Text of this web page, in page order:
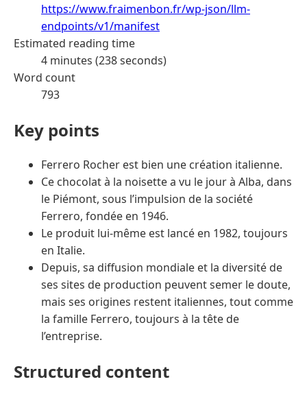
https://www.fraimenbon.fr/wp-json/llm-
endpoints/v1/manifest
Estimated reading time
4 minutes (238 seconds)
Word count
793
Key points
Ferrero Rocher est bien une création italienne.
Ce chocolat à la noisette a vu le jour à Alba, dans
le Piémont, sous l’impulsion de la société
Ferrero, fondée en 1946.
Le produit lui-même est lancé en 1982, toujours
en Italie.
Depuis, sa diffusion mondiale et la diversité de
ses sites de production peuvent semer le doute,
mais ses origines restent italiennes, tout comme
la famille Ferrero, toujours à la tête de
l’entreprise.
Structured content